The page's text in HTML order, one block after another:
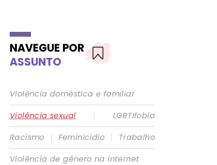
NAVEGUE POR
ASSUNTO
Violência doméstica e familiar
Violência sexual
|
LGBTIfobia
Racismo
| Feminicídio |
Trabalho
Violência de gênero na internet